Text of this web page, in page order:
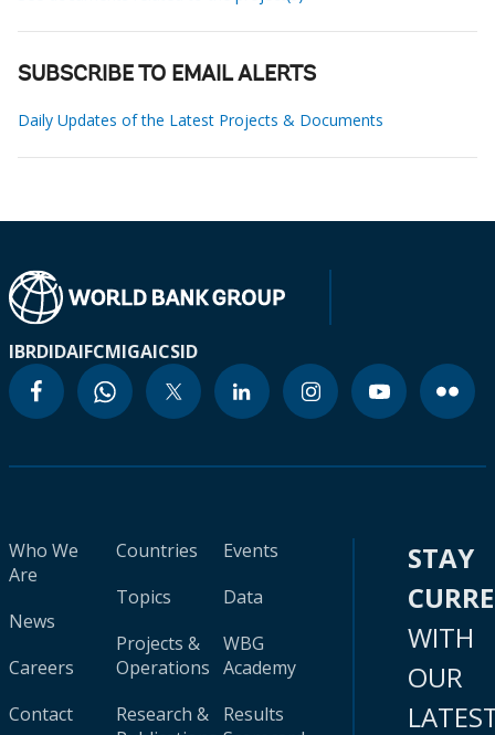
SUBSCRIBE TO EMAIL ALERTS
Daily Updates of the Latest Projects & Documents
IBRDIDAIFCMIGAICSID
Who We
Are
News
Careers
Contact
Countries
Topics
Projects &
Operations
Research &
Events
Data
WBG
Academy
Results
STAY
WITH
OUR